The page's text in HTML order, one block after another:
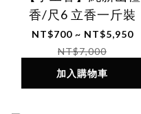
香/尺6 立香一斤裝
NT$700 ~ NT$5,950
NT$7,000
加入購物車